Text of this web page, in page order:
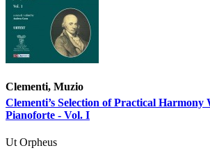
Clementi, Muzio
Clementi’s Selection of Practical Harmony
Pianoforte - Vol. I
Ut Orpheus